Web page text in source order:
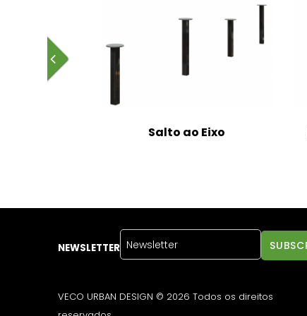
Salto ao Eixo
NEWSLETTER
VECO URBAN DESIGN © 2026 Todos os direitos